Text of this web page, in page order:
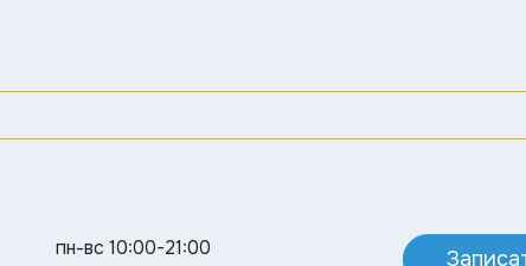
пн-вс 10:00-21:00